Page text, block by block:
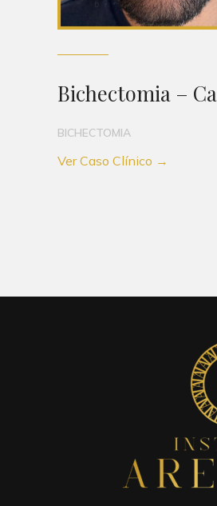
Bichectomia –
BICHECTOMIA
Ver Caso Clínico →